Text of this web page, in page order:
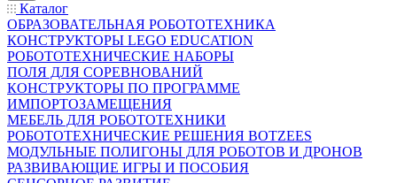
Каталог
ОБРАЗОВАТЕЛЬНАЯ РОБОТОТЕХНИКА
КОНСТРУКТОРЫ LEGO EDUCATION
РОБОТОТЕХНИЧЕСКИЕ НАБОРЫ
ПОЛЯ ДЛЯ СОРЕВНОВАНИЙ
КОНСТРУКТОРЫ ПО ПРОГРАММЕ
ИМПОРТОЗАМЕЩЕНИЯ
МЕБЕЛЬ ДЛЯ РОБОТОТЕХНИКИ
РОБОТОТЕХНИЧЕСКИЕ РЕШЕНИЯ BOTZEES
МОДУЛЬНЫЕ ПОЛИГОНЫ ДЛЯ РОБОТОВ И ДРОНОВ
РАЗВИВАЮЩИЕ ИГРЫ И ПОСОБИЯ